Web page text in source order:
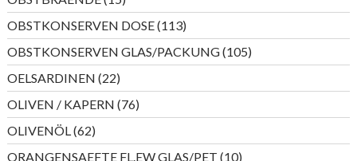
Produkte
OBSTKONSERVEN DOSE 113113
Produkte
OBSTKONSERVEN GLAS/PACKUNG 105105
Produkte
OELSARDINEN 2222
Produkte
OLIVEN / KAPERN 7676
Produkte
OLIVENÖL 6262
Produkte
ORANGENSAEFTE FL.EW GLAS/PET 1010